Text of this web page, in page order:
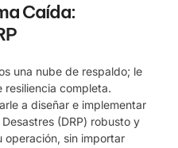
Caída:
una nube de respaldo; le
completa.
a diseñar e implementar
(DRP) robusto y
operación, sin importar